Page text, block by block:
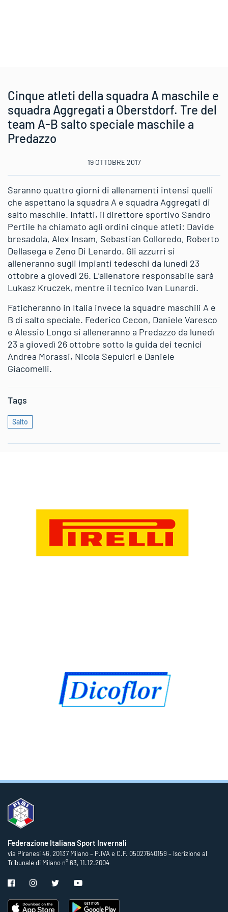
Cinque atleti della squadra A maschile e
squadra Aggregati a Oberstdorf. Tre del
team A-B salto speciale maschile a
Predazzo
19 OTTOBRE 2017
Saranno quattro giorni di allenamenti intensi quelli
che aspettano la squadra A e squadra Aggregati di
salto maschile. Infatti, il direttore sportivo Sandro
Pertile ha chiamato agli ordini cinque atleti: Davide
bresadola, Alex Insam, Sebastian Colloredo, Roberto
Dellasega e Zeno Di Lenardo. Gli azzurri si
alleneranno sugli impianti tedeschi da lunedì 23
ottobre a giovedì 26. L’allenatore responsabile sarà
Lukasz Kruczek, mentre il tecnico Ivan Lunardi.
Faticheranno in Italia invece la squadre maschili A e
B di salto speciale. Federico Cecon, Daniele Varesco
e Alessio Longo si alleneranno a Predazzo da lunedì
23 a giovedì 26 ottobre sotto la guida dei tecnici
Andrea Morassi, Nicola Sepulcri e Daniele
Giacomelli.
Tags
Salto
Federazione Italiana Sport Invernali
via Piranesi 46, 20137 Milano – P.IVA e C.F. 05027640159 – Iscrizione al
Tribunale di Milano n° 63, 11.12.2004